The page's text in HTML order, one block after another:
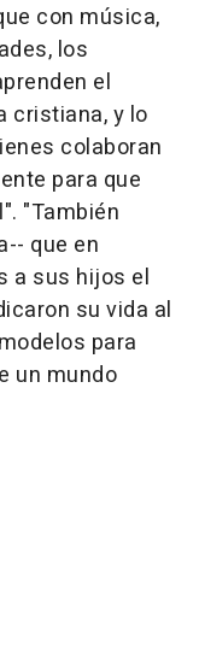
con música,
los
el
cristiana, y lo
colaboran
para que
"También
que en
a sus hijos el
su vida al
para
un mundo